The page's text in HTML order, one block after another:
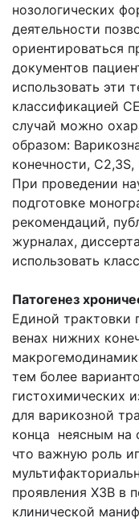
нозологических
деятельности
ориентироваться
документов
использовать эти
классификацией
случай можно
образом:
конечности, С2,3S,
При проведении
подготовке
рекомендаций,
журналах,
использовать
Патогенез
Единой трактовки
венах нижних
тем более
гистохимических
для варикозной
конца неясным на
что важную роль
проявления ХЗВ в
клинической